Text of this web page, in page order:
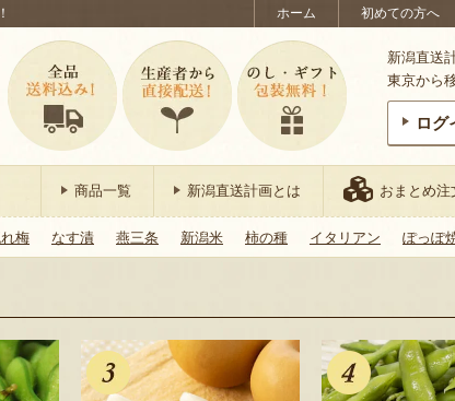
ホーム 初めての方へ
新潟直送
東京から
ログ
商品一覧 新潟直送計画とは おまとめ注
梅 なす漬 燕三条 新潟米 柿の種 イタリアン ぽっぽ